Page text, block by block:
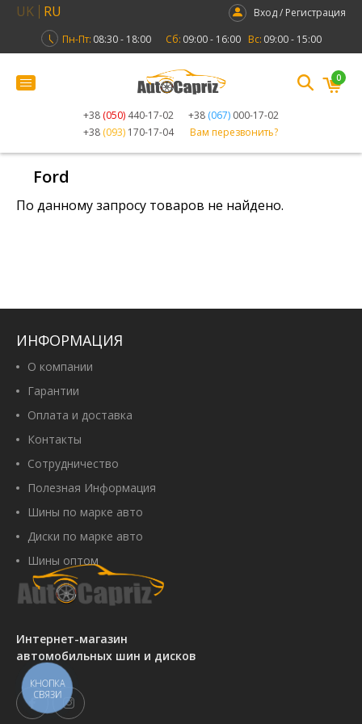
UK RU
Вход / Регистрация
Пн-Пт: 08:30 - 18:00 Сб: 09:00 - 16:00 Вс: 09:00 - 15:00
+38 (050) 440-17-02 +38 (067) 000-17-02
+38 (093) 170-17-04 Вам перезвонить?
0
Ford
По данному запросу товаров не найдено.
Интернет-магазин
автомобильных шин и дисков
ИНФОРМАЦИЯ
О компании
Гарантии
Оплата и доставка
Контакты
Сотрудничество
Полезная Информация
Шины по марке авто
Диски по марке авто
Шины оптом
КНОПКА
СВЯЗИ